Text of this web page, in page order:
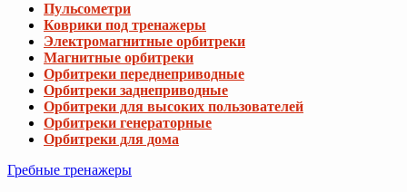
Пульсометри
Коврики под тренажеры
Электромагнитные орбитреки
Магнитные орбитреки
Орбитреки переднеприводные
Орбитреки заднеприводные
Орбитреки для высоких пользователей
Орбитреки генераторные
Орбитреки для дома
Гребные тренажеры